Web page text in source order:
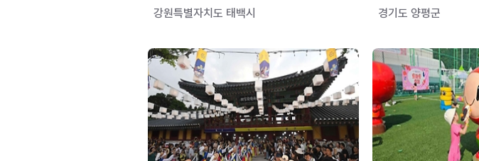
강원특별자치도 태백시
경기도 양평군